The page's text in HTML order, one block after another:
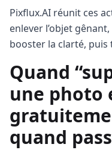
Pixflux.AI réunit ces
enlever l’objet
booster la clarté, puis
Quand
une photo
quand